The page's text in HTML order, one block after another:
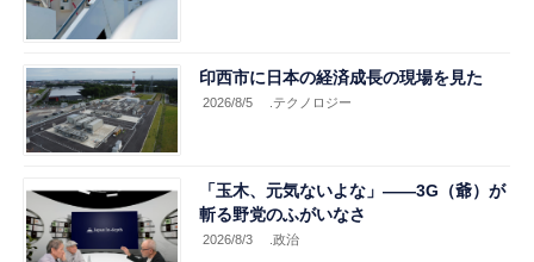
印西市に日本の経済成長の現場を見た
2026/8/5 .テクノロジー
「玉木、元気ないよな」――3G（爺）が
斬る野党のふがいなさ
2026/8/3 .政治